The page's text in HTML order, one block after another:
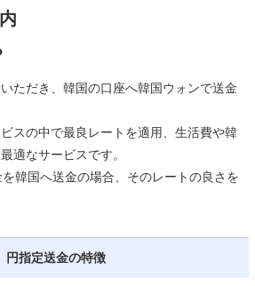
ただき、韓国の口座へ韓国ウォンで送金
スの中で最良レートを適用、生活費や韓
適なサービスです。
韓国へ送金の場合、そのレートの良さを
円指定送金の特徴